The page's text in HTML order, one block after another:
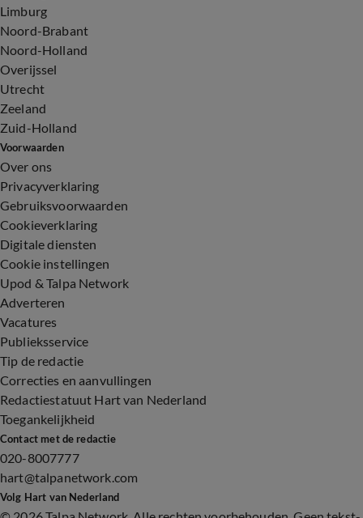
Limburg
Noord-Brabant
Noord-Holland
Overijssel
Utrecht
Zeeland
Zuid-Holland
Voorwaarden
Over ons
Privacyverklaring
Gebruiksvoorwaarden
Cookieverklaring
Digitale diensten
Cookie instellingen
Upod & Talpa Network
Adverteren
Vacatures
Publieksservice
Tip de redactie
Correcties en aanvullingen
Redactiestatuut Hart van Nederland
Toegankelijkheid
Contact met de redactie
020-8007777
hart@talpanetwork.com
Volg Hart van Nederland